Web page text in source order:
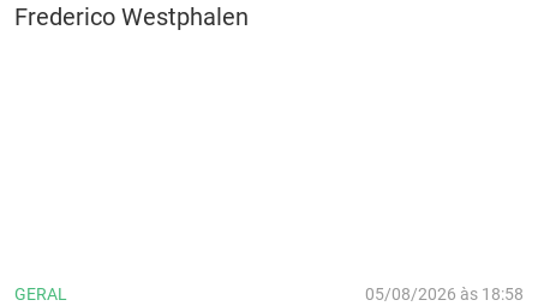
Frederico Westphalen
GERAL 05/08/2026 às 18:58